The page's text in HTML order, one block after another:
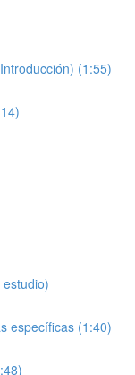
(1:55)
específicas (1:40)